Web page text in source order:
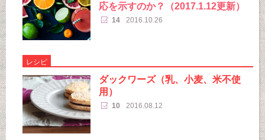
応を示すのか？（2017.1.12更新）
14 2016.10.26
レシピ
ダックワーズ（乳、小麦、米不使
用）
10 2016.08.12